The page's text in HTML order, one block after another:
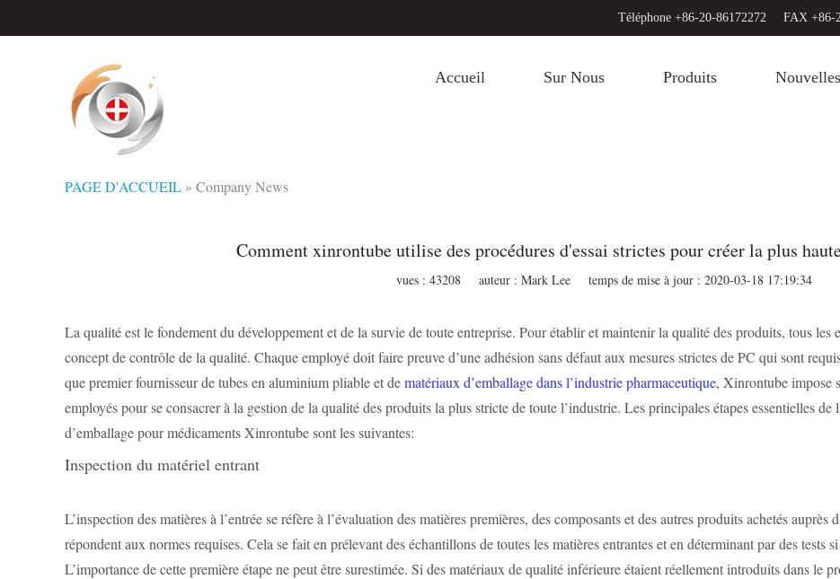
Téléphone +86-20-86172272 FAX +86-
Accueil Sur Nous Produits Nouvelles
PAGE D'ACCUEIL » Company News
Comment xinrontube utilise des procédures d'essai strictes pour créer la plus
vues : 43208 auteur : Mark Lee temps de mise à jour : 2020-03-18 17:19:34
La qualité est le fondement du développement et de la survie de toute entreprise. Pour établir et maintenir la qualité des produits, tous les
concept de contrôle de la qualité. Chaque employé doit faire preuve d’une adhésion sans défaut aux mesures strictes de PC qui sont
que premier fournisseur de tubes en aluminium pliable et dematériaux d’emballage dans l’industrie pharmaceutique, Xinrontube impose
employés pour se consacrer à la gestion de la qualité des produits la plus stricte de toute l’industrie. Les principales étapes essentielles
d’emballage pour médicaments Xinrontube sont les suivantes:
Inspection du matériel entrant
L’inspection des matières à l’entrée se réfère à l’évaluation des matières premières, des composants et des autres produits achetés
répondent aux normes requises. Cela se fait en prélevant des échantillons de toutes les matières entrantes et en déterminant par des tests
L’importance de cette première étape ne peut être surestimée. Si des matériaux de qualité inférieure étaient réellement introduits dans le